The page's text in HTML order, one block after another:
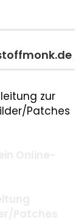
zur
Patches